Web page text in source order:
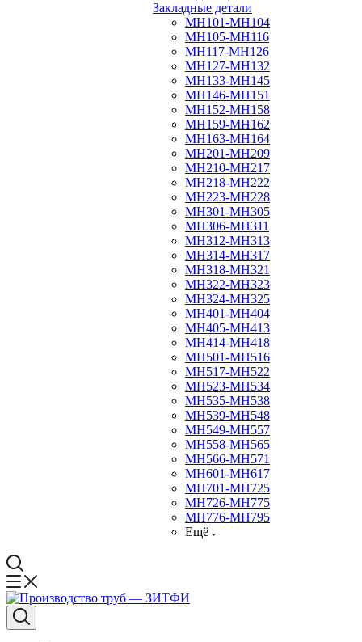
Закладные детали
МН101-МН104
МН105-МН116
МН117-МН126
МН127-МН132
МН133-МН145
МН146-МН151
МН152-МН158
МН159-МН162
МН163-МН164
МН201-МН209
МН210-МН217
МН218-МН222
МН223-МН228
МН301-МН305
МН306-МН311
МН312-МН313
МН314-МН317
МН318-МН321
МН322-МН323
МН324-МН325
МН401-МН404
МН405-МН413
МН414-МН418
МН501-МН516
МН517-МН522
МН523-МН534
МН535-МН538
МН539-МН548
МН549-МН557
МН558-МН565
МН566-МН571
МН601-МН617
МН701-МН725
МН726-МН775
МН776-МН795
Ещё